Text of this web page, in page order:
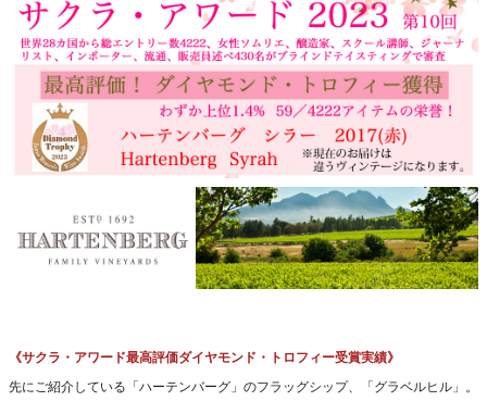
《サクラ・アワード最高評価ダイヤモンド・トロフィー受賞実績》
先にご紹介している「ハーテンバーグ」のフラッグシップ、「グラベルヒル」。